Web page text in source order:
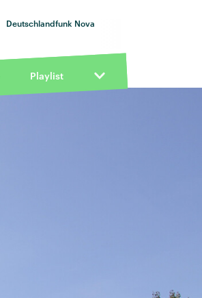
Deutschlandfunk Nova
Playlist